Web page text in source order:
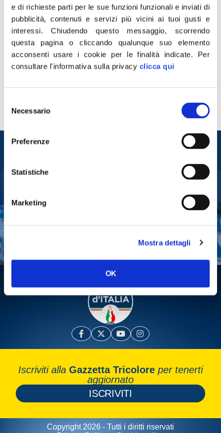
e di richieste parti per le sue funzioni funzionali e inviati di
pubblicità, contenuti e servizi più vicini ai tuoi gusti e
interessi.Chiudendo questo messaggio, scorrendo
questa pagina o cliccando qualunque suo elemento
acconsenti usare i cookie per le finalità indicate. Per
consultare l'informativa sulla privacy clicca qui
delNecessario
Preferenze
Statistiche
Marketing
Mostra dettagli
OK
Entra nel mondo di
Iscriviti alla Gazzetta Tricolore per tenerti
aggiornato
ISCRIVITI
Copyright 2026 - Tutti i diritti riservati